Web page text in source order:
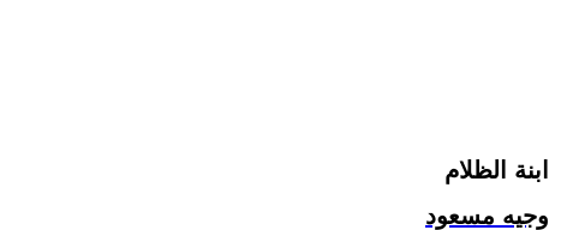
ابنة الظلام
وجيه مسعود